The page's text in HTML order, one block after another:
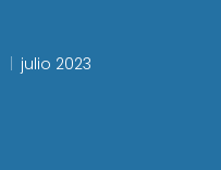
julio 2023